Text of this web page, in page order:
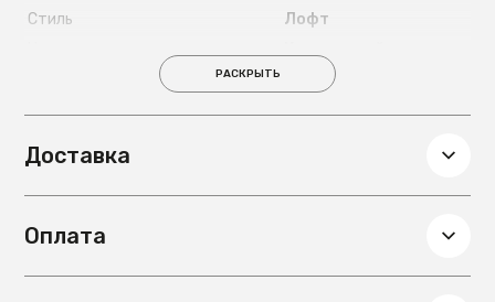
Стиль
Лофт
Пластик
Материал обивки
РАСКРЫТЬ
Доставка
Оплата